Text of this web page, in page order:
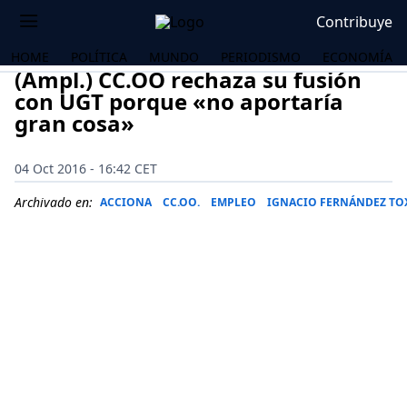
Contribuye
HOME POLÍTICA MUNDO PERIODISMO ECONOMÍA
(Ampl.) CC.OO rechaza su fusión
con UGT porque «no aportaría
gran cosa»
04 Oct 2016 - 16:42 CET
Archivado en: ACCIONA CC.OO. EMPLEO IGNACIO FERNÁNDEZ